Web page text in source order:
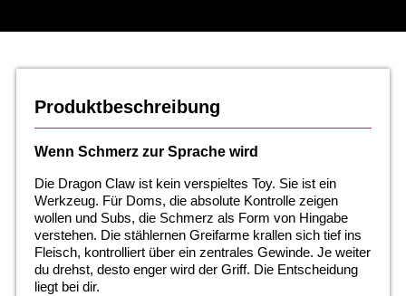
Produktbeschreibung
Wenn Schmerz zur Sprache wird
Die Dragon Claw ist kein verspieltes Toy. Sie ist ein
Werkzeug. Für Doms, die absolute Kontrolle zeigen
wollen und Subs, die Schmerz als Form von Hingabe
verstehen. Die stählernen Greifarme krallen sich tief ins
Fleisch, kontrolliert über ein zentrales Gewinde. Je weiter
du drehst, desto enger wird der Griff. Die Entscheidung
liegt bei dir.